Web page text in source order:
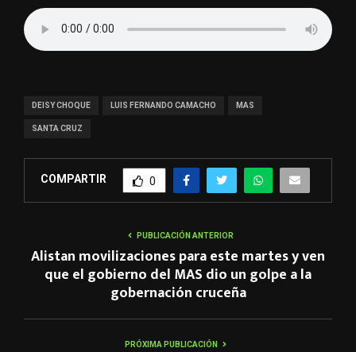
DEISY CHOQUE LUIS FERNANDO CAMACHO MAS
SANTA CRUZ
COMPARTIR 0
PUBLICACIÓN ANTERIOR
Alistan movilizaciones para este martes y ven
que el gobierno del MAS dio un golpe a la
gobernación cruceña
PRÓXIMA PUBLICACIÓN